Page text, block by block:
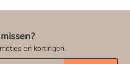
en kortingen.